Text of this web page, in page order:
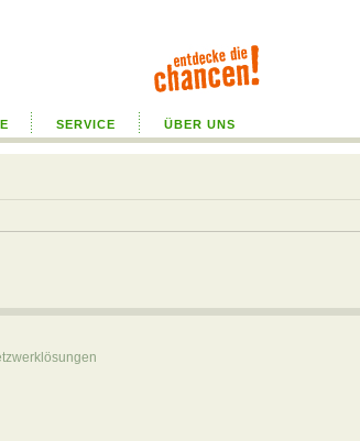
SERVICE ÜBER UNS